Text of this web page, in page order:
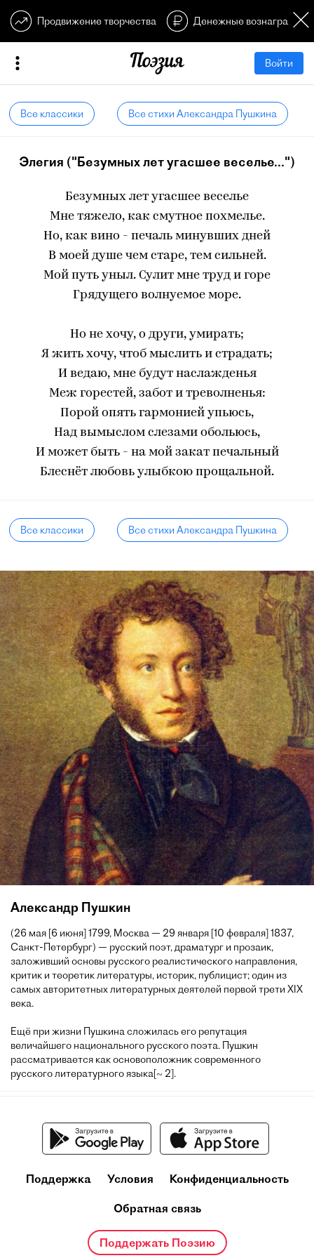
Продвижение творчества Денежные
Войти
Все классики Все стихи Александра Пушкина
Элегия ("Безумных лет угасшее веселье...")
Безумных лет угасшее веселье
Мне тяжело, как смутное похмелье.
Но, как вино - печаль минувших дней
В моей душе чем старе, тем сильней.
Мой путь уныл. Сулит мне труд и горе
Грядущего волнуемое море.
Но не хочу, о други, умирать;
Я жить хочу, чтоб мыслить и страдать;
И ведаю, мне будут наслажденья
Меж горестей, забот и треволненья:
Порой опять гармонией упьюсь,
Над вымыслом слезами обольюсь,
И может быть - на мой закат печальный
Блеснёт любовь улыбкою прощальной.
Все классики Все стихи Александра Пушкина
Александр Пушкин
(26 мая [6 июня] 1799, Москва — 29 января [10 февраля] 1837,
Санкт-Петербург) — русский поэт, драматург и прозаик,
заложивший основы русского реалистического направления,
критик и теоретик литературы, историк, публицист; один из
самых авторитетных литературных деятелей первой трети XIX
века.
Ещё при жизни Пушкина сложилась его репутация
величайшего национального русского поэта. Пушкин
рассматривается как основоположник современного
русского литературного языка[~ 2].
Поддержка Условия Конфиденциальность
Обратная связь
Поддержать Поэзию